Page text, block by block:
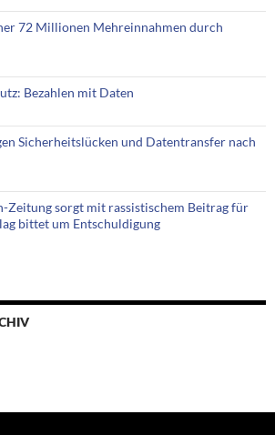
72 Millionen Mehreinnahmen durch
Bezahlen mit Daten
Sicherheitslücken und Datentransfer nach
Zeitung sorgt mit rassistischem Beitrag für
bittet um Entschuldigung